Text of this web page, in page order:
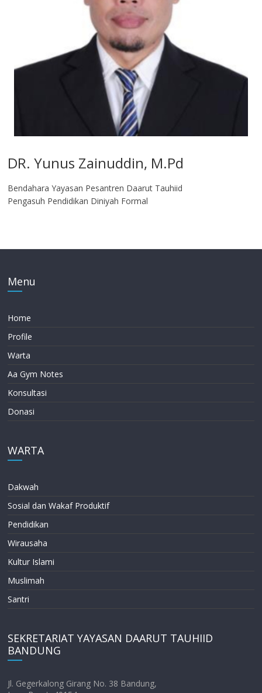
DR. Yunus Zainuddin, M.Pd
Bendahara Yayasan Pesantren Daarut Tauhiid
Pengasuh Pendidikan Diniyah Formal
Menu
Home
Profile
Warta
Aa Gym Notes
Konsultasi
Donasi
WARTA
Dakwah
Sosial dan Wakaf Produktif
Pendidikan
Wirausaha
Kultur Islami
Muslimah
Santri
SEKRETARIAT YAYASAN DAARUT TAUHIID
BANDUNG
Jl. Gegerkalong Girang No. 38 Bandung,